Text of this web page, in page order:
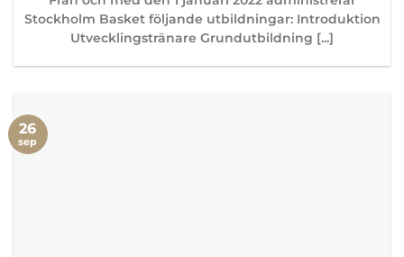
Stockholm Basket följande utbildningar: Introduktion
Utvecklingstränare Grundutbildning [...]
26
sep